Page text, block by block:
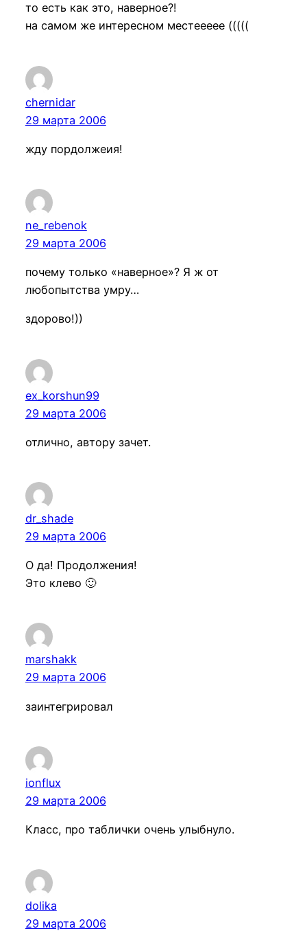
то есть как это, наверное?!
на самом же интересном местеееее (((((
chernidar
29 марта 2006
жду пордолжеия!
ne_rebenok
29 марта 2006
почему только «наверное»? Я ж от
любопытства умру…
здорово!))
ex_korshun99
29 марта 2006
отлично, автору зачет.
dr_shade
29 марта 2006
О да! Продолжения!
Это клево 🙂
marshakk
29 марта 2006
заинтегрировал
ionflux
29 марта 2006
Класс, про таблички очень улыбнуло.
dolika
29 марта 2006